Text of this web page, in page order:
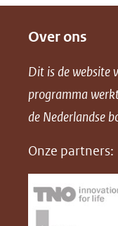
n
o
p
c
e
n
o
p
n
Over ons
Dit is de website
programma
de Nederlandse
Onze partners: